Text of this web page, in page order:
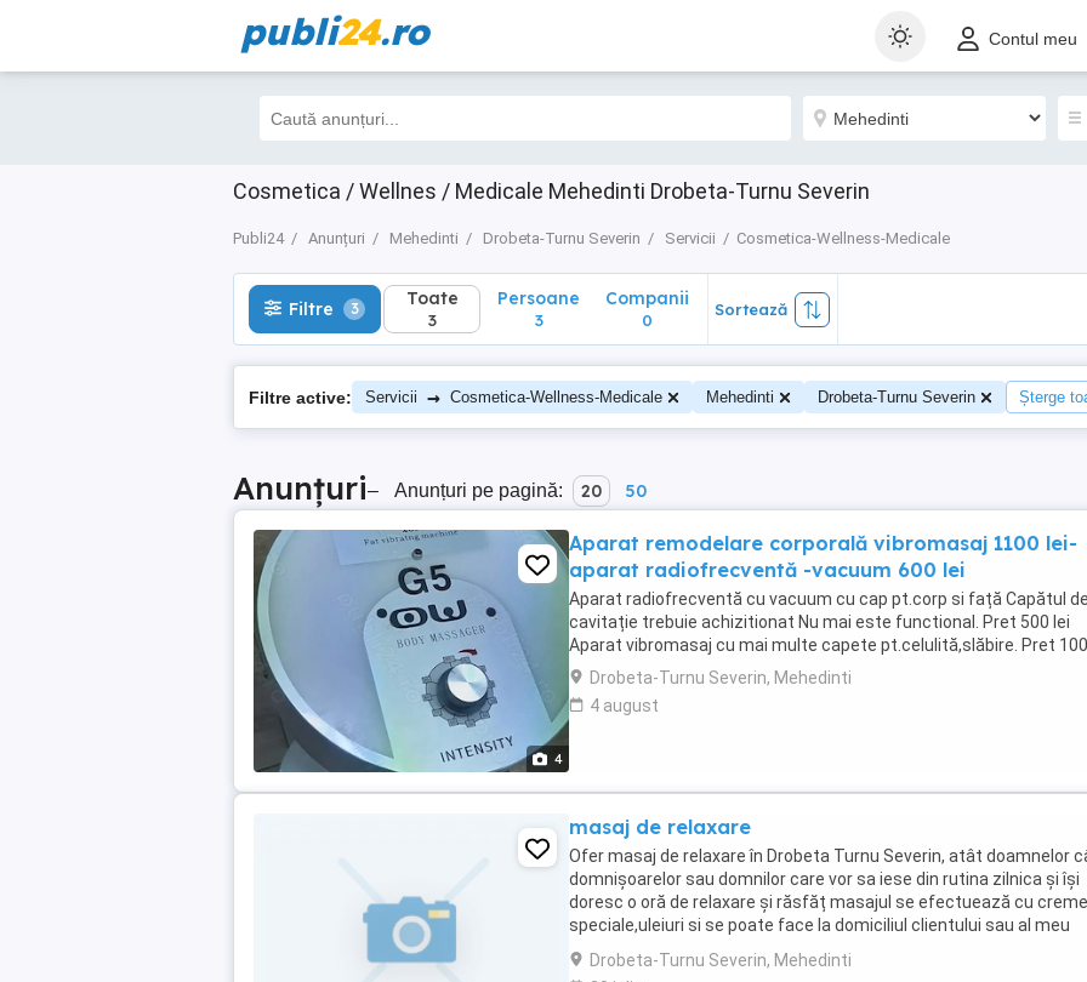
publi24.ro Contul meu
Cosmetica / Wellnes / Medicale Mehedinti Drobeta-Turnu Severin
Publi24 Anunțuri Mehedinti Drobeta-Turnu Severin Servicii Cosmetica-Wellness-Medicale
Filtre 3 Toate
3
Filtre 3 Toate
3
Persoane
3
Companii
0
Sortează
Filtre active: Servicii → Cosmetica-Wellness-Medicale Mehedinti Drobeta-Turnu Severin Șterge
Anunțuri– Anunțuri pe pagină: 20 50
4
Aparat remodelare corporală vibromasaj 1100 lei-
aparat radiofrecventă -vacuum 600 lei
Aparat radiofrecventă cu vacuum cu cap pt.corp si față Capătul
cavitație trebuie achizitionat Nu mai este functional. Pret 500 lei
Aparat vibromasaj cu mai multe capete pt.celulită,slăbire. Pret
Drobeta-Turnu Severin, Mehedinti
4 august
masaj de relaxare
Ofer masaj de relaxare în Drobeta Turnu Severin, atât doamnelor
domnișoarelor sau domnilor care vor sa iese din rutina zilnica și își
doresc o oră de relaxare și răsfăț masajul se efectuează cu creme
speciale,uleiuri si se poate face la domiciliul clientului sau al meu
program 09.00-15.00 pentru ...
Drobeta-Turnu Severin, Mehedinti